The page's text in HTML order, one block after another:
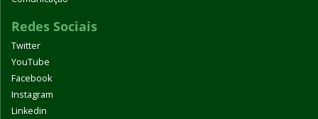
Redes Sociais
Twitter
YouTube
Facebook
Instagram
Linkedin